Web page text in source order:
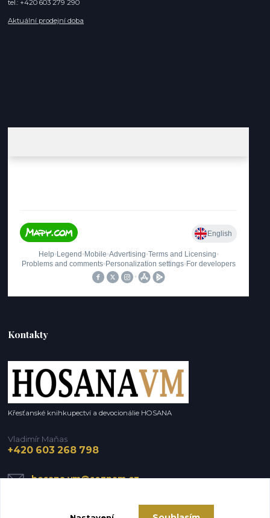
tel.: +420 603 279 290
Aktuální prodejní doba
Kontakty
Křesťanské knihkupectví a devocionálie HOSANA
Vladimír Maňas
+420 603 268 798
hosana.vm@seznam.cz